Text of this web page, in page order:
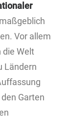
Vor allem
die Welt
Ländern
Garten